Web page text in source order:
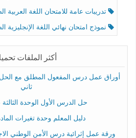
تدريبات عامة للامتحان اللغة العربية الصف
نموذج امتحان نهائي اللغة الإنجليزية الصف
أكثر الملفات
أوراق عمل درس المفعول المطلق مع
ثاني
حل الدرس الأول الوحدة
دليل المعلم وحدة تغيرات
ورقة عمل إثرائية درس الأمن الوطني